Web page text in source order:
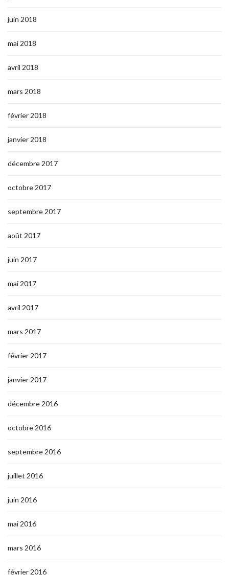
juin 2018
mai 2018
avril 2018
mars 2018
février 2018
janvier 2018
décembre 2017
octobre 2017
septembre 2017
août 2017
juin 2017
mai 2017
avril 2017
mars 2017
février 2017
janvier 2017
décembre 2016
octobre 2016
septembre 2016
juillet 2016
juin 2016
mai 2016
mars 2016
février 2016